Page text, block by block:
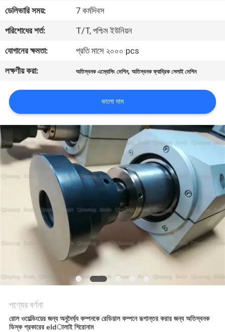
আমাদের
সাথে
যোগাযোগ
করুন
খবর
মামলা
একটি
উদ্ধৃতি
অনুরোধ
করুন
সাইট
নীতি
ডেলিভারি সময়:
7 কর্মদিবস
পরিশোধের শর্ত:
T/T, পশ্চিম ইউনিয়ন
যোগানের ক্ষমতা:
প্রতি মাসে ২০০০ pcs
লক্ষণীয় করা:
অতিস্বনক এম্বোসিং মেশিন,অতিস্বনক ফ্যাব্রিক সেলাই মেশিন
ভালো দাম
পণ্যের বর্ণনা
রোল ওয়েল্ডিংয়ের জন্য অনুদৈর্ঘ্য কম্পনকে রেডিয়াল কম্পনে রূপান্তর করার জন্য অতিস্বনক
ডিস্ক প্রকারের eldালাই শিরোনাম